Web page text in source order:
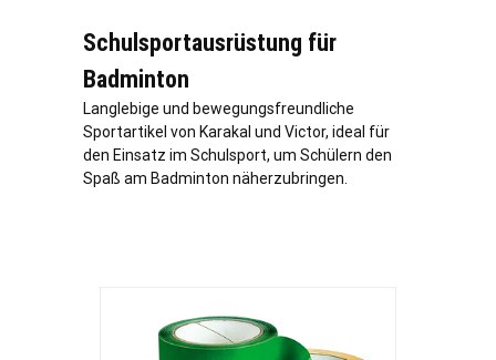
Schulsportausrüstung für
Badminton
Langlebige und bewegungsfreundliche
Sportartikel von Karakal und Victor, ideal für
den Einsatz im Schulsport, um Schülern den
Spaß am Badminton näherzubringen.